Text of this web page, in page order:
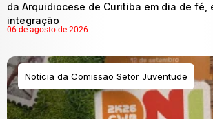
da Arquidiocese de Curitiba em dia de fé,
integração
06 de agosto de 2026
Notícia da Comissão Setor Juventude